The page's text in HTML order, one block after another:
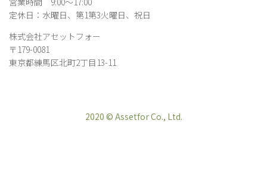
定休日：水曜日、第1第3火曜日、祝日
株式会社アセットフォー
〒179-0081
東京都練馬区北町2丁目13-11
2020 © Assetfor Co., Ltd.